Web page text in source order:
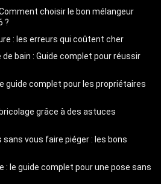
choisir le bon mélangeur
?
: les erreurs qui coûtent cher
bain : Guide complet pour réussir
guide complet pour les propriétaires
grâce à des astuces
sans vous faire piéger : les bons
: le guide complet pour une pose sans